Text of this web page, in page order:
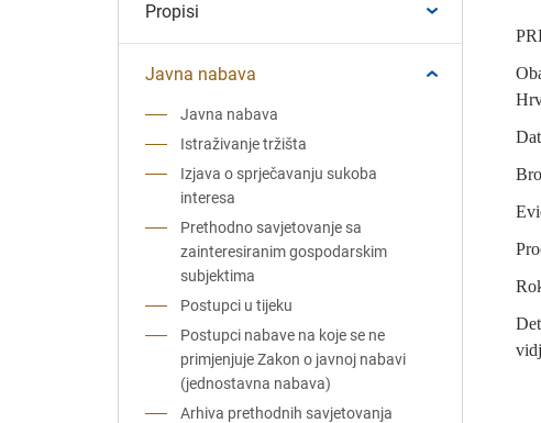
Propisi
Javna nabava
Javna nabava
Istraživanje tržišta
Izjava o sprječavanju sukoba
interesa
Prethodno savjetovanje sa
zainteresiranim gospodarskim
subjektima
Postupci u tijeku
Postupci nabave na koje se ne
primjenjuje Zakon o javnoj nabavi
(jednostavna nabava)
Arhiva prethodnih savjetovanja